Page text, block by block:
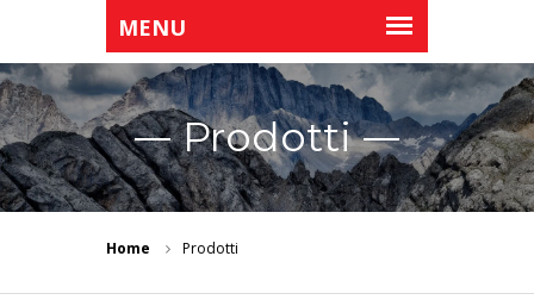
Prodotti
Home Prodotti